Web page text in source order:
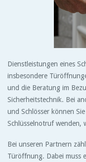
Dienstleistungen eines
insbesondere
und die Beratung im
Sicherheitstechnik. Bei
und Schlösser können
Schlüsselnotruf wenden,
Bei unseren Partnern
Türöffnung. Dabei muss